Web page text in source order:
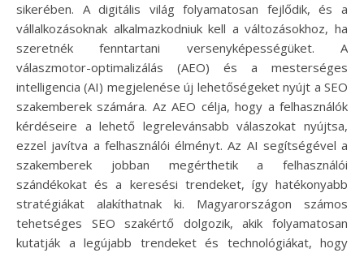
sikerében. A digitális világ folyamatosan fejlődik, és a
vállalkozásoknak alkalmazkodniuk kell a változásokhoz, ha
szeretnék fenntartani versenyképességüket. A
válaszmotor-optimalizálás (AEO) és a mesterséges
intelligencia (AI) megjelenése új lehetőségeket nyújt a SEO
szakemberek számára. Az AEO célja, hogy a felhasználók
kérdéseire a lehető legrelevánsabb válaszokat nyújtsa,
ezzel javítva a felhasználói élményt. Az AI segítségével a
szakemberek jobban megérthetik a felhasználói
szándékokat és a keresési trendeket, így hatékonyabb
stratégiákat alakíthatnak ki. Magyarországon számos
tehetséges SEO szakértő dolgozik, akik folyamatosan
kutatják a legújabb trendeket és technológiákat, hogy